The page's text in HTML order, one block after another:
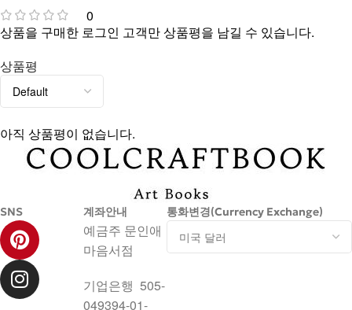
0
상품평
아직 상품평이 없습니다.
상품을 구매한 로그인 고객만 상품평을 남길 수 있습니다.
SNS 계좌안내
예금주 문인애
마음서점
기업은행 505-
049394-01-
통화변경(Currency Exchange)